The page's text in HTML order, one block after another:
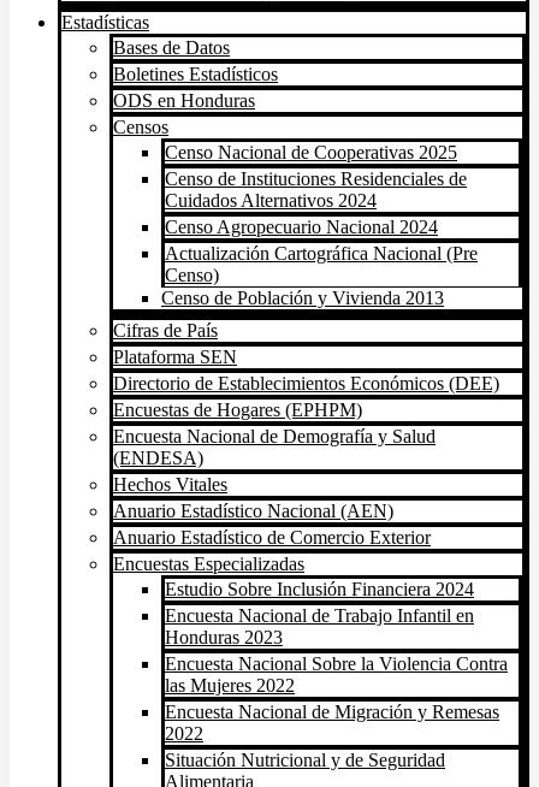
Estadísticas
Bases de Datos
Boletines Estadísticos
ODS en Honduras
Censos
Censo Nacional de Cooperativas 2025
Censo de Instituciones Residenciales de
Cuidados Alternativos 2024
Censo Agropecuario Nacional 2024
Actualización Cartográfica Nacional (Pre
Censo)
Censo de Población y Vivienda 2013
Cifras de País
Plataforma SEN
Directorio de Establecimientos Económicos (DEE)
Encuestas de Hogares (EPHPM)
Encuesta Nacional de Demografía y Salud
(ENDESA)
Hechos Vitales
Anuario Estadístico Nacional (AEN)
Anuario Estadístico de Comercio Exterior
Encuestas Especializadas
Estudio Sobre Inclusión Financiera 2024
Encuesta Nacional de Trabajo Infantil en
Honduras 2023
Encuesta Nacional Sobre la Violencia Contra
las Mujeres 2022
Encuesta Nacional de Migración y Remesas
2022
Situación Nutricional y de Seguridad
Alimentaria